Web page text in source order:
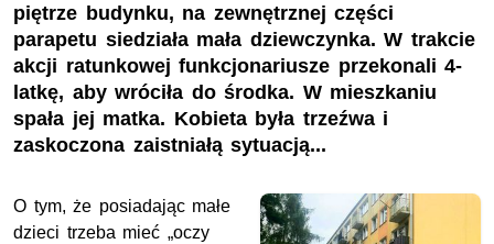
piętrze budynku, na zewnętrznej części
parapetu siedziała mała dziewczynka. W trakcie
akcji ratunkowej funkcjonariusze przekonali 4-
latkę, aby wróciła do środka. W mieszkaniu
spała jej matka. Kobieta była trzeźwa i
zaskoczona zaistniałą sytuacją...
O tym, że posiadając małe
dzieci trzeba mieć „oczy